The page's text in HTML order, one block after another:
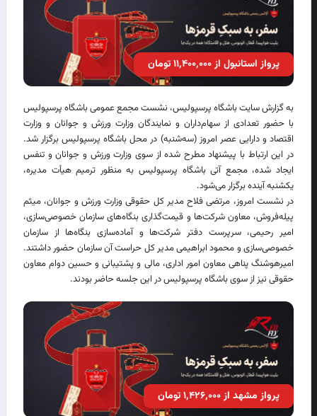
پرواز استانبول از ۱۱٬۴۰۰٬۰۰۰ تومان
به گزارش سایت باشگاه پرسپولیس، نشست مجمع عمومی باشگاه پرسپولیس
با حضور تعدادی از سهام‌داران و نمایندگان وزارت ورزش و جوانان و وزارت
اقتصاد و دارایی عصر امروز (سه‌شنبه) در محل باشگاه پرسپولیس برگزار شد.
در این ارتباط با پیشنهاد مطرح شده از سوی وزارت ورزش و جوانان و تنفس
ایجاد شده، مجمع آتی باشگاه پرسپولیس به منظور ترمیم هیأت مدیره،
یکشنبه آینده برگزار می‌شود.
در نشست امروز، مرتضی فلاح مدیر کل حقوقی وزارت ورزش و جوانان، میثم
پیله‌فروش، معاون شرکت‌ها و قیمت‌گذاری بنگاه‌های سازمان خصوصی‌سازی،
امیر رحیمی، سرپرست دفتر شرکت‌ها و آماده‌سازی بنگاه‌ها از سازمان
خصوصی‌سازی و محمود ابراهیمی مدیر کل حراست آن سازمان حضور داشتند.
امیرهوشنگ پناهی معاون امور اداری، مالی و پشتیبانی و حسین دوام معاون
حقوقی نیز از سوی باشگاه پرسپولیس در این جلسه حاضر بودند.
پرواز مشهد از ۱٬۴۲۶٬۰۰۰ تومان